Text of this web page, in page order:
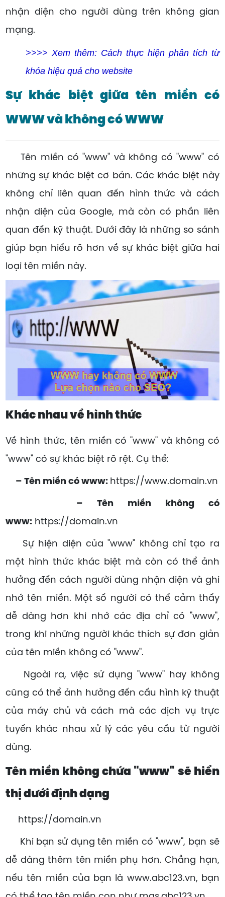
nhận diện cho người dùng trên không gian
mạng.
>>>> Xem thêm: Cách thực hiện phân tích từ
khóa hiệu quả cho website
Sự khác biệt giữa tên miền có
WWW và không có WWW
Tên miền có "www" và không có "www" có
những sự khác biệt cơ bản. Các khác biệt này
không chỉ liên quan đến hình thức và cách
nhận diện của Google, mà còn có phần liên
quan đến kỹ thuật. Dưới đây là những so sánh
giúp bạn hiểu rõ hơn về sự khác biệt giữa hai
loại tên miền này.
Khác nhau về hình thức
Về hình thức, tên miền có "www" và không có
"www" có sự khác biệt rõ rệt. Cụ thể:
– Tên miền có www: https://www.domain.vn
– Tên miền không có
www: https://domain.vn
Sự hiện diện của "www" không chỉ tạo ra
một hình thức khác biệt mà còn có thể ảnh
hưởng đến cách người dùng nhận diện và ghi
nhớ tên miền. Một số người có thể cảm thấy
dễ dàng hơn khi nhớ các địa chỉ có "www",
trong khi những người khác thích sự đơn giản
của tên miền không có "www".
Ngoài ra, việc sử dụng "www" hay không
cũng có thể ảnh hưởng đến cấu hình kỹ thuật
của máy chủ và cách mà các dịch vụ trực
tuyến khác nhau xử lý các yêu cầu từ người
dùng.
Tên miền không chứa "www" sẽ hiển
thị dưới định dạng
https://domain.vn
Khi bạn sử dụng tên miền có "www", bạn sẽ
dễ dàng thêm tên miền phụ hơn. Chẳng hạn,
nếu tên miền của bạn là www.abc123.vn, bạn